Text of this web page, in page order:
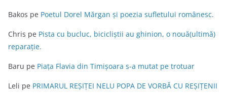
Bakos pe Poetul Dorel Mărgan şi poezia sufletului românesc.
Chris pe Pista cu bucluc, bicicliștii au ghinion, o nouă(ultimă)
reparație.
Baru pe Piața Flavia din Timişoara s-a mutat pe trotuar
Leli pe PRIMARUL REŞIŢEI NELU POPA DE VORBĂ CU REŞIŢENII